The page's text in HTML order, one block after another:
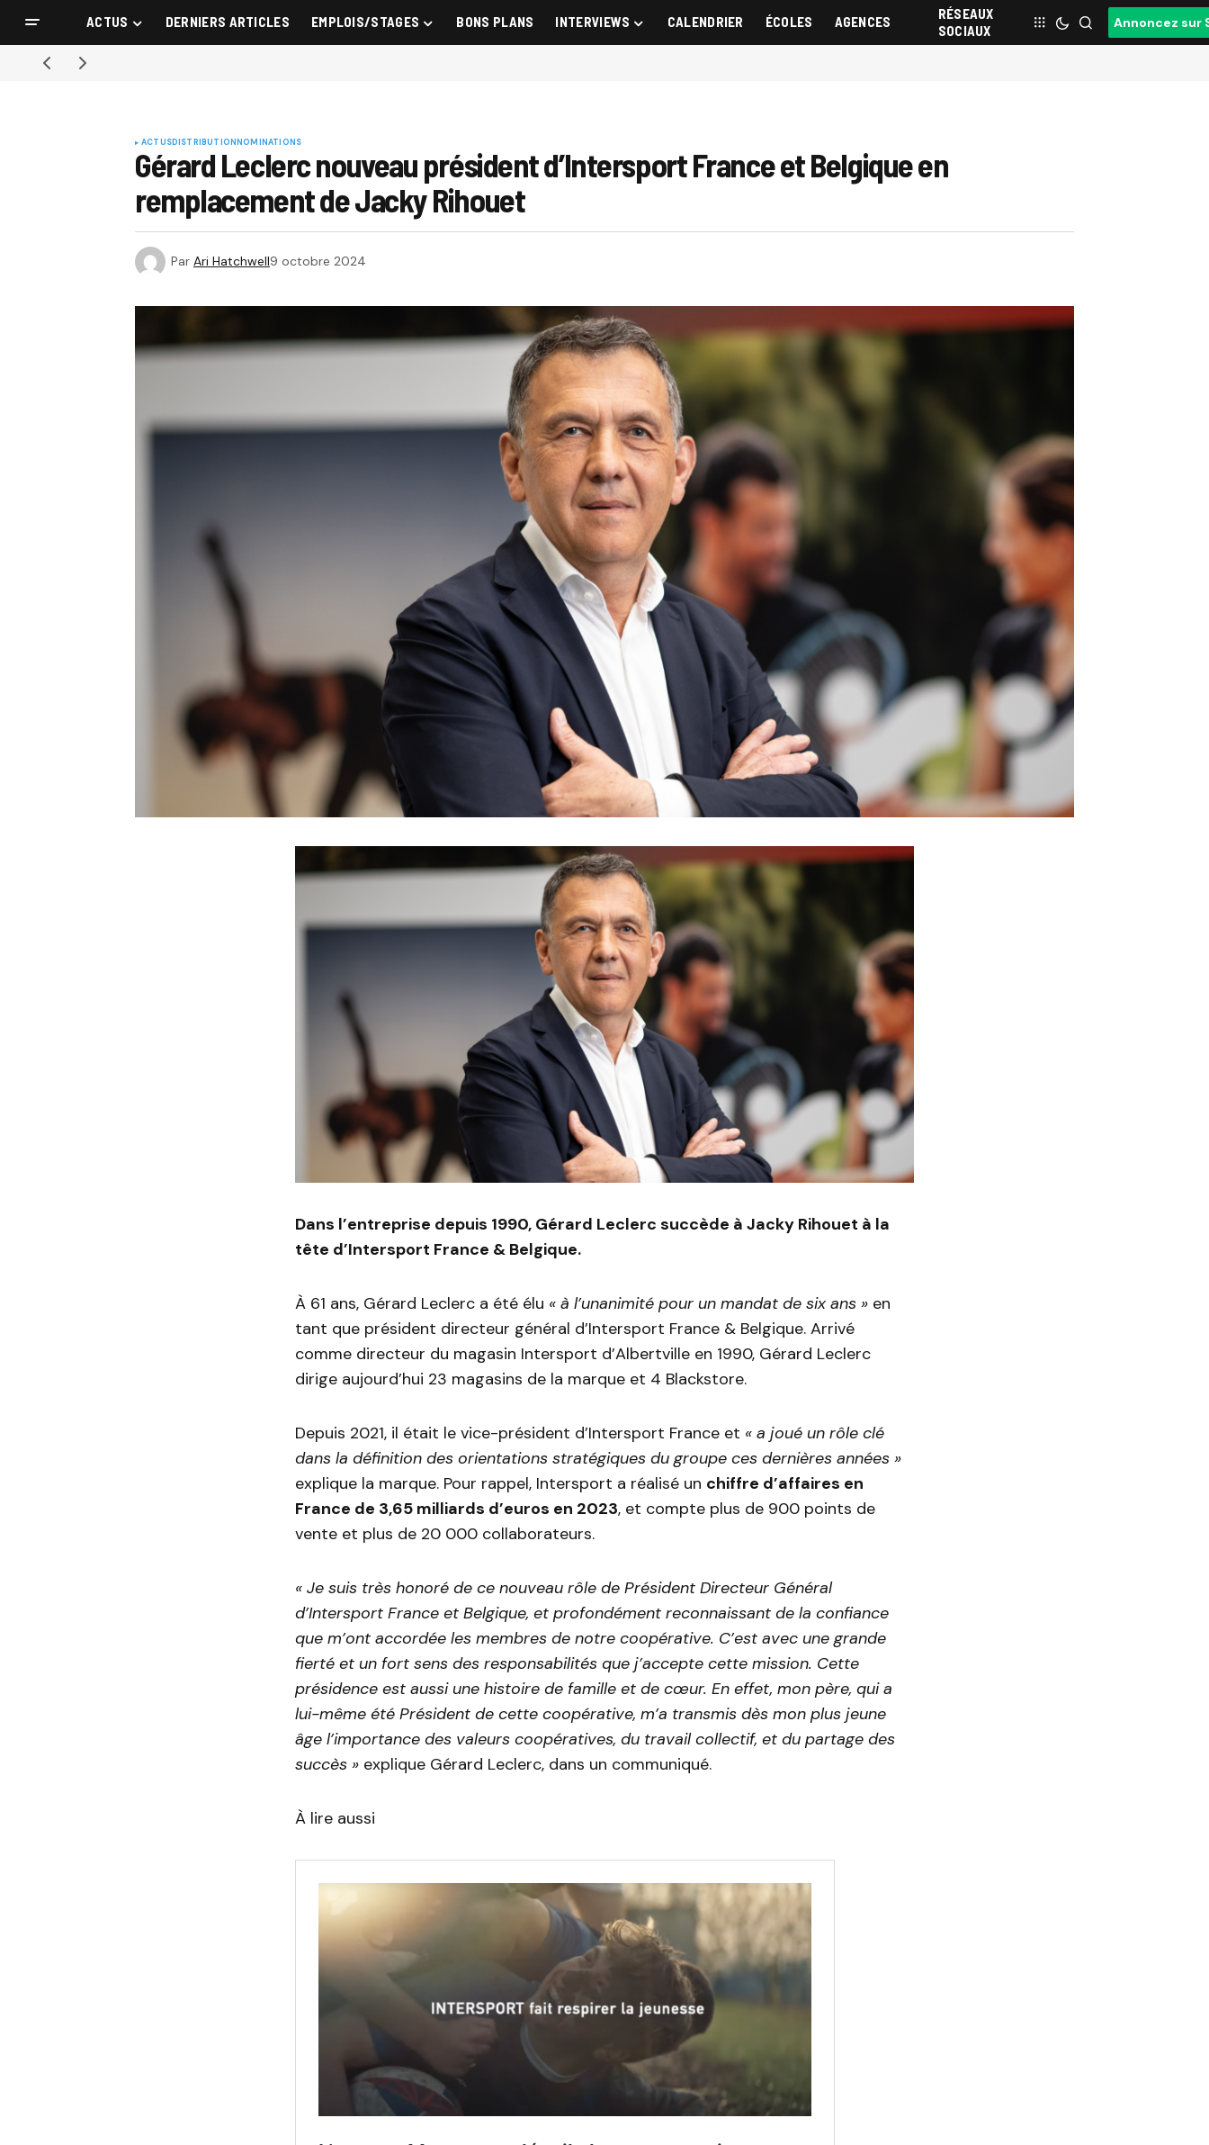
ACTUS DERNIERS ARTICLES EMPLOIS/STAGES BONS PLANS INTERVIEWS CALENDRIER ÉCOLES AGENCES
RÉSEAUX
SOCIAUX
Annoncez sur
ACTUSDISTRIBUTIONNOMINATIONS
Gérard Leclerc nouveau président d’Intersport France et Belgique en
remplacement de Jacky Rihouet
Par Ari Hatchwell9 octobre 2024
Dans l’entreprise depuis 1990, Gérard Leclerc succède à Jacky Rihouet à la
tête d’Intersport France & Belgique.
À 61 ans, Gérard Leclerc a été élu « à l’unanimité pour un mandat de six ans » en
tant que président directeur général d’Intersport France & Belgique. Arrivé
comme directeur du magasin Intersport d’Albertville en 1990, Gérard Leclerc
dirige aujourd’hui 23 magasins de la marque et 4 Blackstore.
Depuis 2021, il était le vice-président d’Intersport France et « a joué un rôle clé
dans la définition des orientations stratégiques du groupe ces dernières années »
explique la marque. Pour rappel, Intersport a réalisé un chiffre d’affaires en
France de 3,65 milliards d’euros en 2023, et compte plus de 900 points de
vente et plus de 20 000 collaborateurs.
« Je suis très honoré de ce nouveau rôle de Président Directeur Général
d’Intersport France et Belgique, et profondément reconnaissant de la confiance
que m’ont accordée les membres de notre coopérative. C’est avec une grande
fierté et un fort sens des responsabilités que j’accepte cette mission. Cette
présidence est aussi une histoire de famille et de cœur. En effet, mon père, qui a
lui-même été Président de cette coopérative, m’a transmis dès mon plus jeune
âge l’importance des valeurs coopératives, du travail collectif, et du partage des
succès » explique Gérard Leclerc, dans un communiqué.
À lire aussi